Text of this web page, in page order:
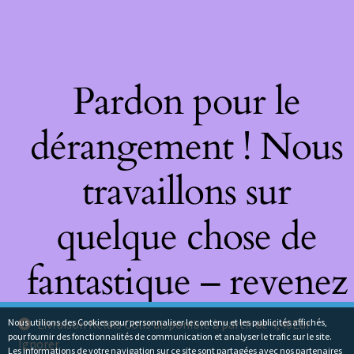
Livraison Relais Colis disponible à partir de 4,40Eur
Ignorer
Pardon pour le
dérangement ! Nous
travaillons sur
quelque chose de
fantastique – revenez
bientôt !
Nous utilions des Cookies pour personnaliser le contenu et les publicités affichés,
pour fournir des fonctionnalités de communication et analyser le trafic sur le site.
Les informations de votre navigation sur ce site sont partagées avec nos partenaires